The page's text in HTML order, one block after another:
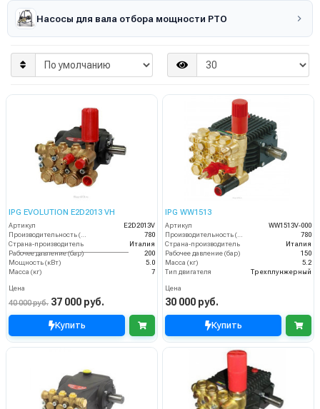
Насосы для вала отбора мощности PTO
IPG EVOLUTION E2D2013 VH
Артикул
E2D2013V
780
Страна-производитель
Италия
Рабочее давление (бар)
200
Мощность (кВт)
5.0
Масса (кг)
7
Цена
40 000 руб. 37 000 руб.
Купить
IPG WW1513
Артикул
WW1513V-000
780
Страна-производитель
Италия
Рабочее давление (бар)
150
Масса (кг)
5.2
Тип двигателя
Трехплунжерный
Цена
30 000 руб.
Купить